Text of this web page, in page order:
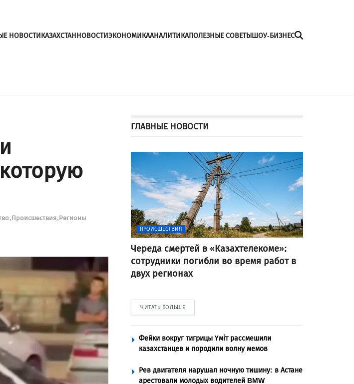
НОВОСТИКАЗАХСТАННОВОСТИЭКОНОМИКААНАЛИТИКАПОЛЕЗНЫЕ СОВЕТЫШОУ-БИЗНЕС
Происшествия Регионы
ГЛАВНЫЕ НОВОСТИ
ПРОИСШЕСТВИЯ
Череда смертей в «Казахтелекоме»:
сотрудники погибли во время работ в
двух регионах
ЧИТАТЬ БОЛЬШЕ
Фейки вокруг тигрицы Үміт рассмешили
казахстанцев и породили волну мемов
Рев двигателя нарушал ночную тишину: в Астане
арестовали молодых водителей BMW